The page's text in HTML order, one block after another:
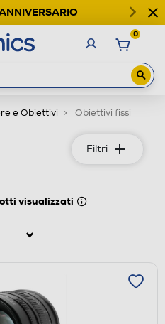
0
e Obiettivi Obiettivi fissi
Filtri
visualizzati